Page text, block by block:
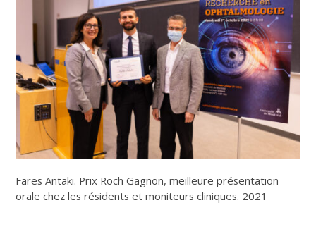
Fares Antaki. Prix Roch Gagnon, meilleure présentation
orale chez les résidents et moniteurs cliniques. 2021